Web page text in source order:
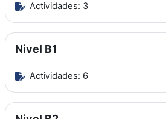
Actividades: 3
Nivel B1
Actividades: 6